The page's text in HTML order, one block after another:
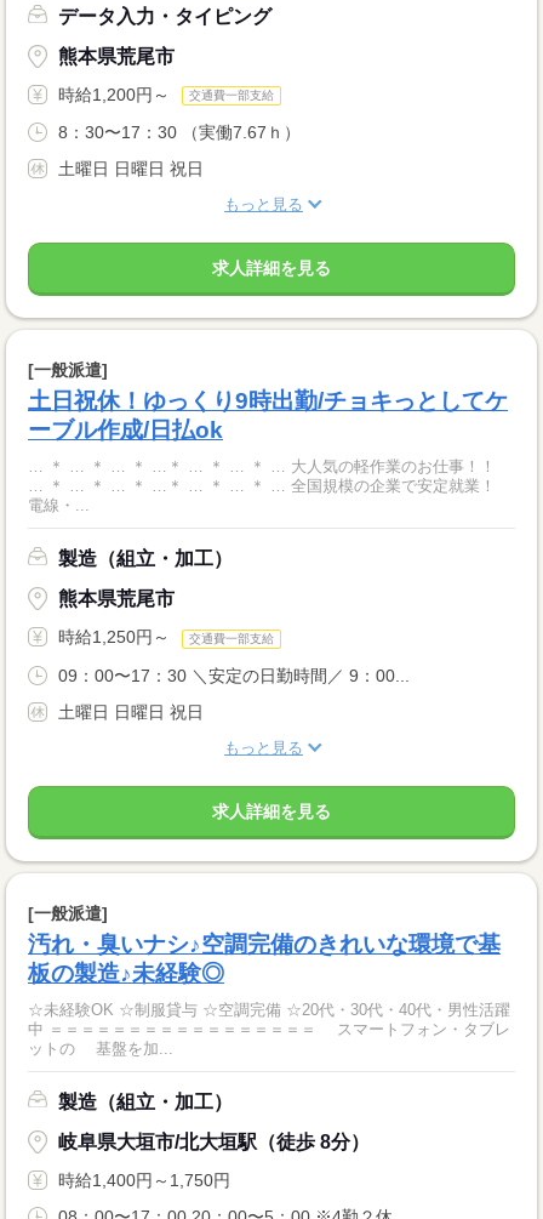
データ入力・タイピング
熊本県荒尾市
時給1,200円～ 交通費一部支給
8：30〜17：30 （実働7.67ｈ）
土曜日 日曜日 祝日
もっと見る
求人詳細を見る
[一般派遣]
土日祝休！ゆっくり9時出勤/チョキっとしてケ
ーブル作成/日払ok
… ＊ … ＊ … ＊ …＊ … ＊ … ＊ … 大人気の軽作業のお仕事！！
… ＊ … ＊ … ＊ …＊ … ＊ … ＊ … 全国規模の企業で安定就業！
電線・...
製造（組立・加工）
熊本県荒尾市
時給1,250円～ 交通費一部支給
09：00〜17：30 ＼安定の日勤時間／ 9：00...
土曜日 日曜日 祝日
もっと見る
求人詳細を見る
[一般派遣]
汚れ・臭いナシ♪空調完備のきれいな環境で基
板の製造♪未経験◎
☆未経験OK ☆制服貸与 ☆空調完備 ☆20代・30代・40代・男性活躍
中 ＝＝＝＝＝＝＝＝＝＝＝＝＝＝＝＝＝ スマートフォン・タブレ
ットの 基盤を加...
製造（組立・加工）
岐阜県大垣市/北大垣駅（徒歩 8分）
時給1,400円～1,750円